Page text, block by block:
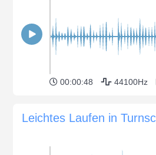
00:00:48 44100Hz